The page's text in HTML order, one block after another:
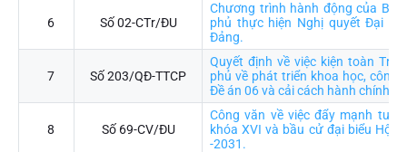
6 Số 02-CTr/ĐU
Chương trình hành động của
phủ thực hiện Nghị quyết Đại
Đảng.
7 Số 203/QĐ-TTCP
Quyết định về việc kiện toàn
phủ về phát triển khoa học, công
Đề án 06 và cải cách hành chính
8 Số 69-CV/ĐU
Công văn về việc đẩy mạnh
khóa XVI và bầu cử đại biểu Hội
-2031.